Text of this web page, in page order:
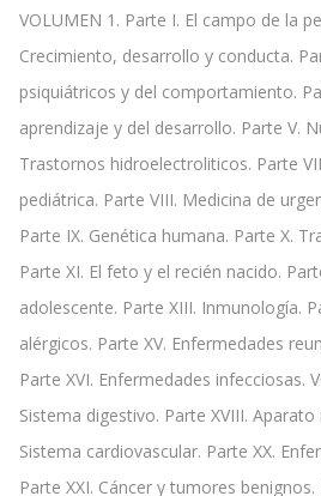
VOLUMEN 1. Parte I. El campo de la
Crecimiento, desarrollo y conducta.
psiquiátricos y del comportamiento.
aprendizaje y del desarrollo. Parte V.
Trastornos hidroelectroliticos. Parte
pediátrica. Parte VIII. Medicina de
Parte IX. Genética humana. Parte X.
Parte XI. El feto y el recién nacido.
adolescente. Parte XIII. Inmunología.
alérgicos. Parte XV. Enfermedades
Parte XVI. Enfermedades infecciosas.
Sistema digestivo. Parte XVIII.
Sistema cardiovascular. Parte XX.
Parte XXI. Cáncer y tumores